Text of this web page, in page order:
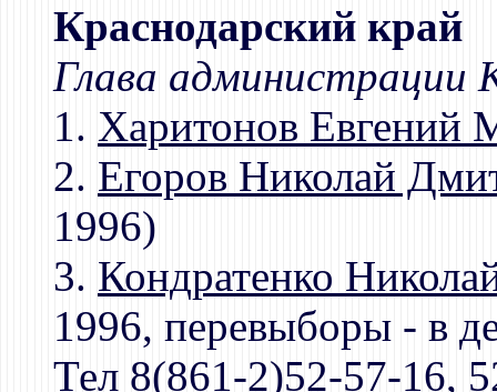
Краснодарский край
Глава администрации
1. Харитонов Евгений
2. Егоров Николай
1996)
3. Кондратенко
1996, перевыборы - в
Тел 8(861-2)52-57-16,